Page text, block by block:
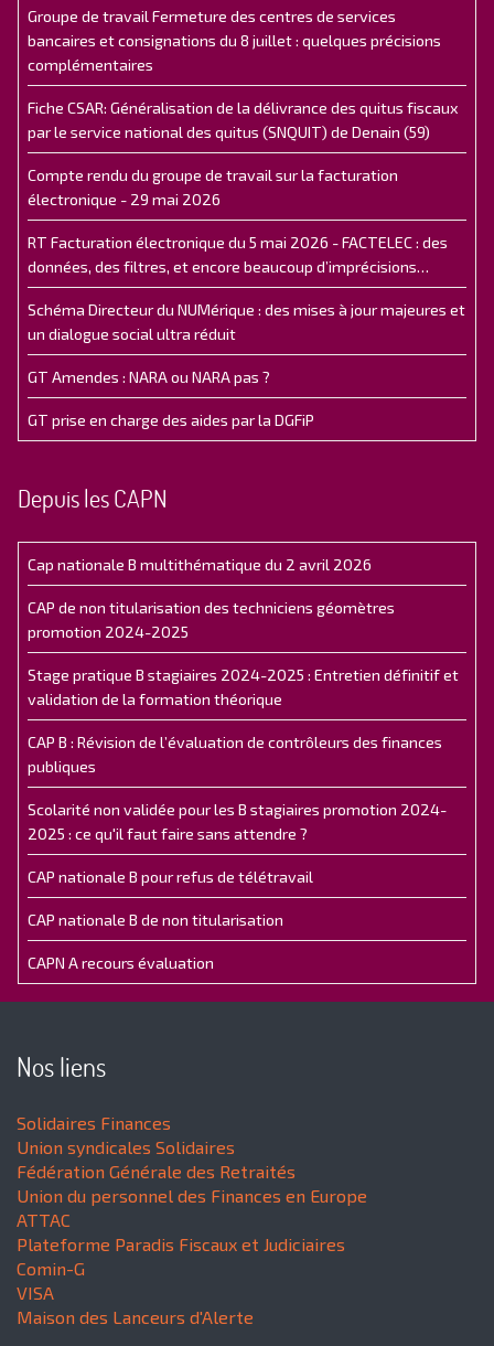
Groupe de travail Fermeture des centres de services
bancaires et consignations du 8 juillet : quelques précisions
complémentaires
Fiche CSAR: Généralisation de la délivrance des quitus fiscaux
par le service national des quitus (SNQUIT) de Denain (59)
Compte rendu du groupe de travail sur la facturation
électronique - 29 mai 2026
RT Facturation électronique du 5 mai 2026 - FACTELEC : des
données, des filtres, et encore beaucoup d’imprécisions…
Schéma Directeur du NUMérique : des mises à jour majeures et
un dialogue social ultra réduit
GT Amendes : NARA ou NARA pas ?
GT prise en charge des aides par la DGFiP
Depuis les CAPN
Cap nationale B multithématique du 2 avril 2026
CAP de non titularisation des techniciens géomètres
promotion 2024-2025
Stage pratique B stagiaires 2024-2025 : Entretien définitif et
validation de la formation théorique
CAP B : Révision de l’évaluation de contrôleurs des finances
publiques
Scolarité non validée pour les B stagiaires promotion 2024-
2025 : ce qu'il faut faire sans attendre ?
CAP nationale B pour refus de télétravail
CAP nationale B de non titularisation
CAPN A recours évaluation
Nos liens
Solidaires Finances
Union syndicales Solidaires
Fédération Générale des Retraités
Union du personnel des Finances en Europe
ATTAC
Plateforme Paradis Fiscaux et Judiciaires
Comin-G
VISA
Maison des Lanceurs d'Alerte